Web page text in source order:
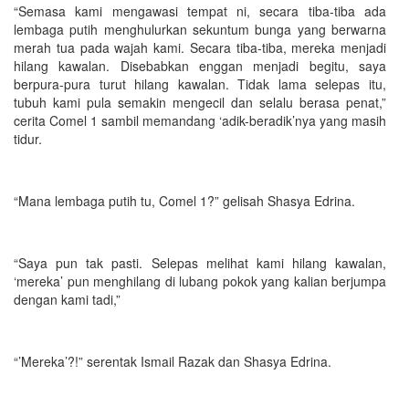
“Semasa kami mengawasi tempat ni, secara tiba-tiba ada
lembaga putih menghulurkan sekuntum bunga yang berwarna
merah tua pada wajah kami. Secara tiba-tiba, mereka menjadi
hilang kawalan. Disebabkan enggan menjadi begitu, saya
berpura-pura turut hilang kawalan. Tidak lama selepas itu,
tubuh kami pula semakin mengecil dan selalu berasa penat,”
cerita Comel 1 sambil memandang ‘adik-beradik’nya yang masih
tidur.
“Mana lembaga putih tu, Comel 1?” gelisah Shasya Edrina.
“Saya pun tak pasti. Selepas melihat kami hilang kawalan,
‘mereka’ pun menghilang di lubang pokok yang kalian berjumpa
dengan kami tadi,”
“’Mereka’?!” serentak Ismail Razak dan Shasya Edrina.